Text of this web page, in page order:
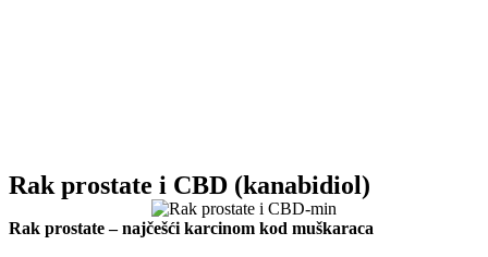
Rak prostate i CBD (kanabidiol)
Rak prostate – najčešći karcinom kod muškaraca